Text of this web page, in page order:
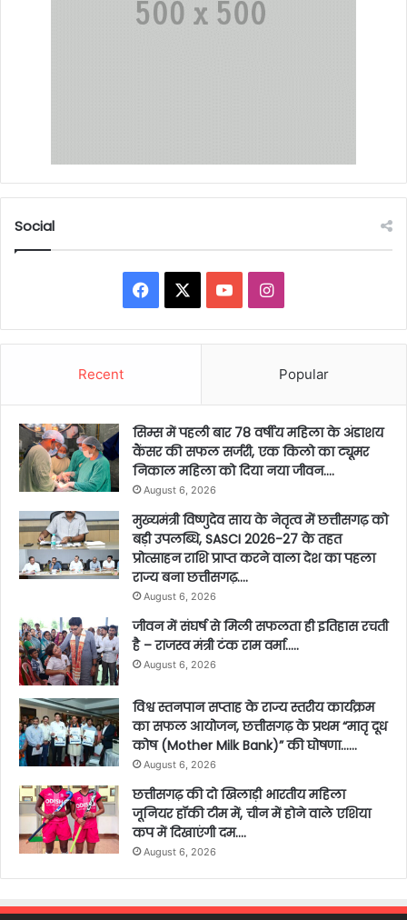
Social
Facebook YouTubeInstagram
Recent Popular
सिम्स में पहली बार 78 वर्षीय महिला के अंडाशय
कैंसर की सफल सर्जरी, एक किलो का ट्यूमर
निकाल महिला को दिया नया जीवन….
August 6, 2026
मुख्यमंत्री विष्णुदेव साय के नेतृत्व में छत्तीसगढ़ को
बड़ी उपलब्धि, SASCI 2026-27 के तहत
प्रोत्साहन राशि प्राप्त करने वाला देश का पहला
राज्य बना छत्तीसगढ़….
August 6, 2026
जीवन में संघर्ष से मिली सफलता ही इतिहास रचती
है – राजस्व मंत्री टंक राम वर्मा…..
August 6, 2026
विश्व स्तनपान सप्ताह के राज्य स्तरीय कार्यक्रम
का सफल आयोजन, छत्तीसगढ़ के प्रथम “मातृ दूध
कोष (Mother Milk Bank)” की घोषणा……
August 6, 2026
छत्तीसगढ़ की दो खिलाड़ी भारतीय महिला
जूनियर हॉकी टीम में, चीन में होने वाले एशिया
कप में दिखाएंगी दम….
August 6, 2026